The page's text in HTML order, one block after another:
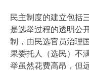
民主制度的建立包括
是选举过程的透明公
制，由民选官员治理
果委托人（选民）不
举虽然花费高昂，但